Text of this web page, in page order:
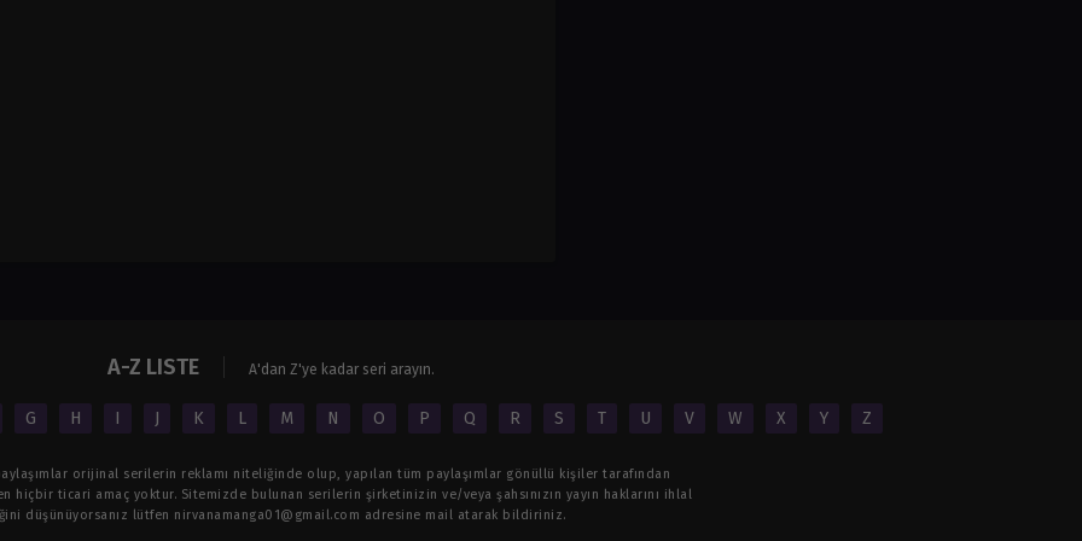
A-Z LISTE A'dan Z'ye kadar seri arayın.
G H I J K L M N O P Q R S T U V W X Y Z
orijinal serilerin reklamı niteliğinde olup, yapılan tüm paylaşımlar gönüllü kişiler tarafından
hiçbir ticari amaç yoktur. Sitemizde bulunan serilerin şirketinizin ve/veya şahsınızın yayın haklarını ihlal
düşünüyorsanız lütfen nirvanamanga01@gmail.com adresine mail atarak bildiriniz.